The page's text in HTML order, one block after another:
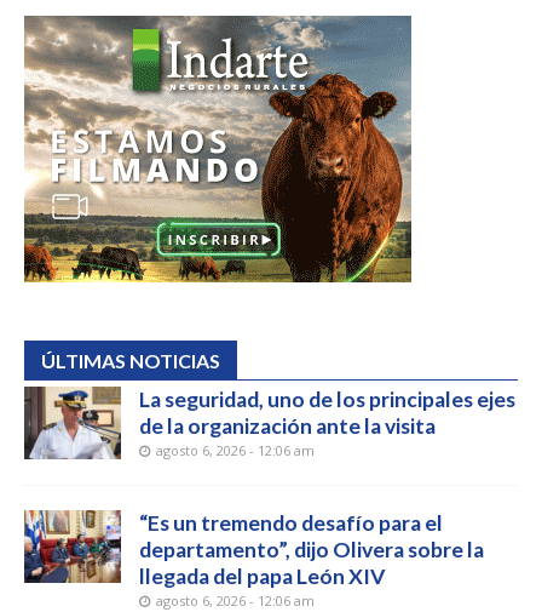
ÚLTIMAS NOTICIAS
La seguridad, uno de los principales ejes
de la organización ante la visita
agosto 6, 2026 - 12:06 am
“Es un tremendo desafío para el
departamento”, dijo Olivera sobre la
llegada del papa León XIV
agosto 6, 2026 - 12:06 am